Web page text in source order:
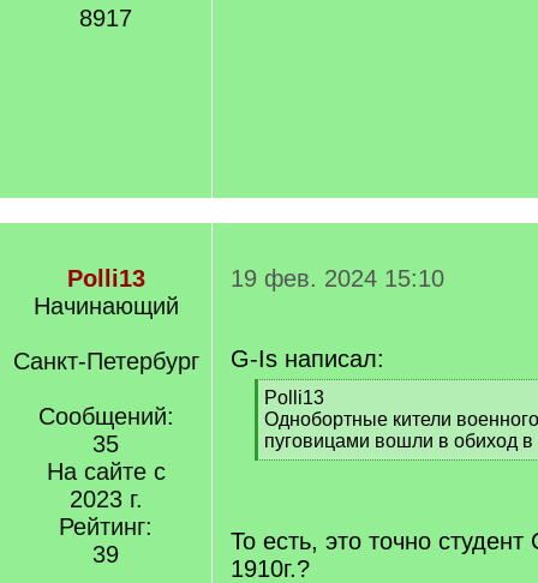
8917
Polli13
Начинающий
Санкт-Петербург
Сообщений:
35
На сайте с
2023 г.
Рейтинг:
39
19 фев. 2024 15:10
G-Is написал:
[
q
]
Polli13
Однобортные кители
пуговицами вошли в обиход в
[
То есть, это точно
1910г.?